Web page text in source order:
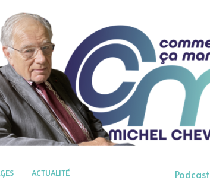
ACTUALITÉ Podcast